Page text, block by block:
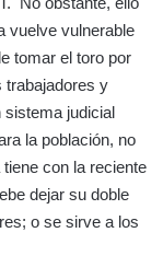
vuelve vulnerable
tomar el toro por
trabajadores y
sistema judicial
la población, no
con la reciente
dejar su doble
o se sirve a los